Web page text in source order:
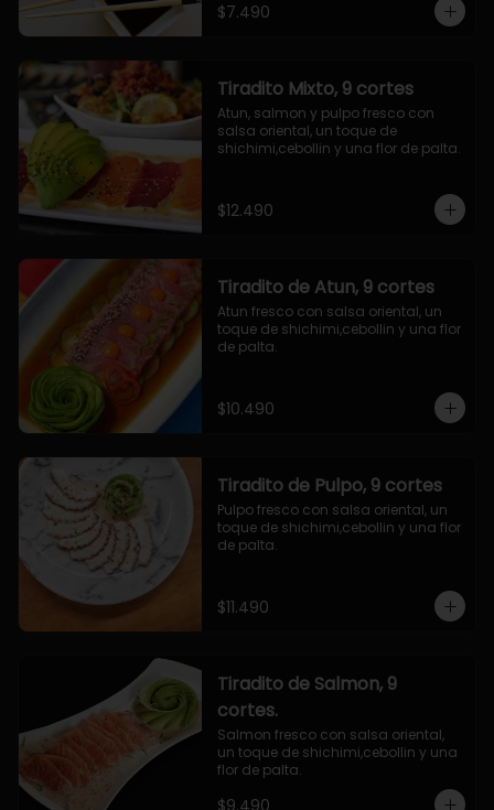
$7.490
Tiradito Mixto, 9 cortes
Atun, salmon y pulpo fresco con
salsa oriental, un toque de
shichimi,cebollin y una flor de palta.
$12.490
Tiradito de Atun, 9 cortes
Atun fresco con salsa oriental, un
toque de shichimi,cebollin y una flor
de palta.
$10.490
Tiradito de Pulpo, 9 cortes
Pulpo fresco con salsa oriental, un
toque de shichimi,cebollin y una flor
de palta.
$11.490
Tiradito de Salmon, 9
cortes.
Salmon fresco con salsa oriental,
un toque de shichimi,cebollin y una
flor de palta.
$9.490